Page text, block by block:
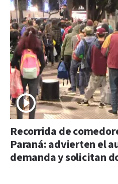
Recorrida de
Paraná: advierten el
demanda y solicitan